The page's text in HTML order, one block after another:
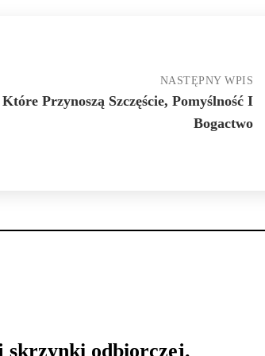
NASTĘPNY WPIS
Przynoszą Szczęście, Pomyślność I
Bogactwo
skrzynki odbiorczej.